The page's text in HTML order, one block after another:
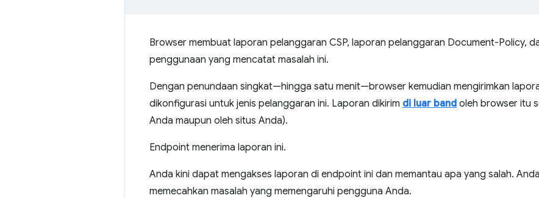
Browser membuat laporan pelanggaran CSP, laporan pelanggaran Document-Policy,
penggunaan yang mencatat masalah ini.
Dengan penundaan singkat—hingga satu menit—browser kemudian mengirimkan
dikonfigurasi untuk jenis pelanggaran ini. Laporan dikirim di luar band oleh browser itu
Anda maupun oleh situs Anda).
Endpoint menerima laporan ini.
Anda kini dapat mengakses laporan di endpoint ini dan memantau apa yang salah.
memecahkan masalah yang memengaruhi pengguna Anda.